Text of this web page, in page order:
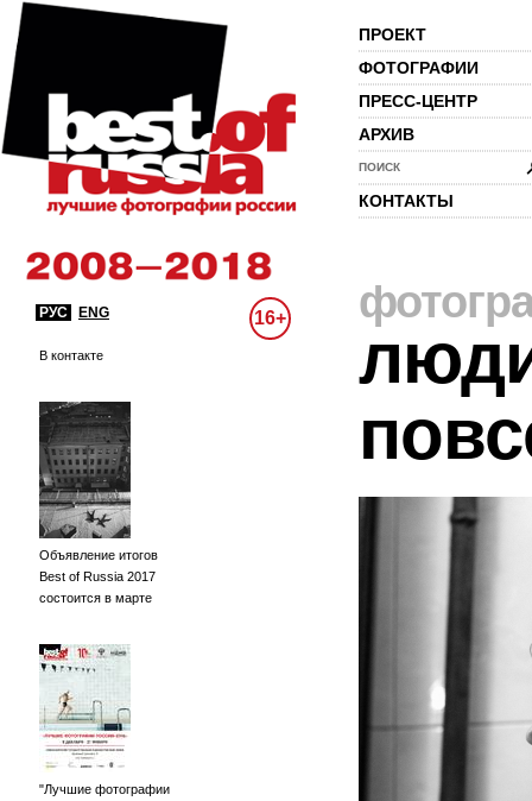
ПРОЕКТ
ФОТОГРАФИИ
ПРЕСС-ЦЕНТР
АРХИВ
ПОИСК
КОНТАКТЫ
РУС ENG 16+
В контакте
Объявление итогов
Best of Russia 2017
состоится в марте
"Лучшие фотографии